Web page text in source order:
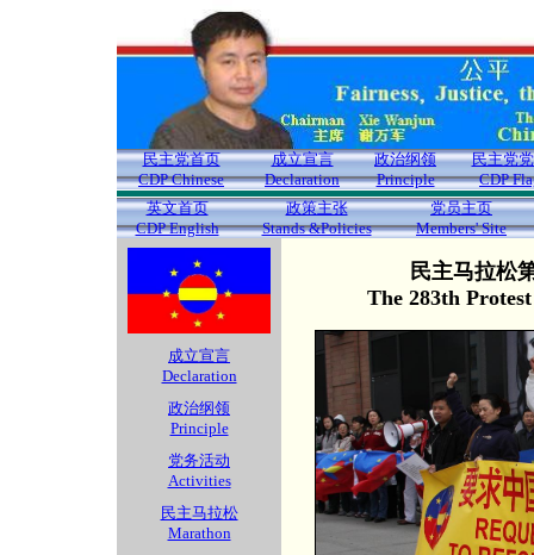
民主党首页
CDP Chinese
成立宣言
Declaration
政治纲领
Principle
民主党
CDP
英文首页
CDP English
政策主张
Stands &Policies
党员主页
Members' Site
成立宣言
Declaration
政治纲领
Principle
党务活动
Activities
民主马拉松
Marathon
民主马拉松
The 283th